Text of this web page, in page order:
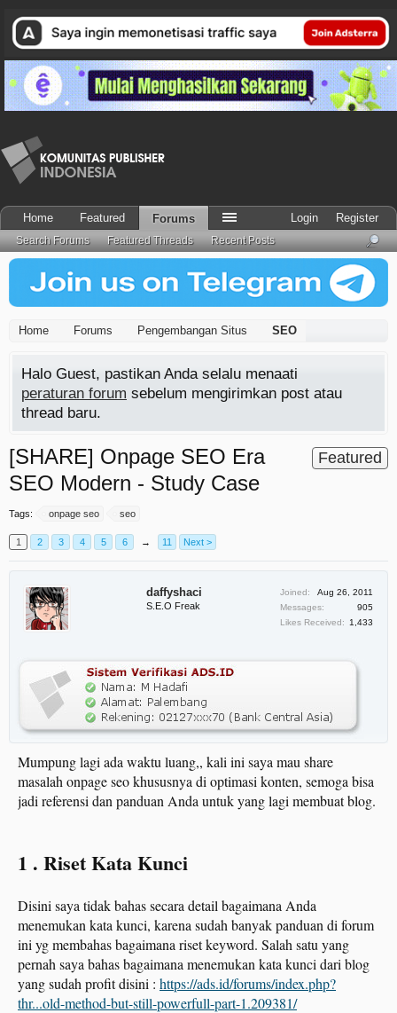
Home Forums Pengembangan Situs SEO
Halo Guest, pastikan Anda selalu menaati
peraturan forum sebelum mengirimkan post atau
thread baru.
Featured
[SHARE] Onpage SEO Era
SEO Modern - Study Case
Tags: onpage seo seo
1 2 3 4 5 6 → 11 Next >
daffyshaci
S.E.O Freak
Joined:
Aug 26, 2011
Messages:
905
Likes Received:
1,433
Mumpung lagi ada waktu luang,, kali ini saya mau share
masalah onpage seo khususnya di optimasi konten, semoga bisa
jadi referensi dan panduan Anda untuk yang lagi membuat blog.
1 . Riset Kata Kunci
Disini saya tidak bahas secara detail bagaimana Anda
menemukan kata kunci, karena sudah banyak panduan di forum
ini yg membahas bagaimana riset keyword. Salah satu yang
pernah saya bahas bagaimana menemukan kata kunci dari blog
yang sudah profit disini : https://ads.id/forums/index.php?
thr...old-method-but-still-powerfull-part-1.209381/
Home Featured Forums
Search Forums Featured Threads Recent Posts
Login Register